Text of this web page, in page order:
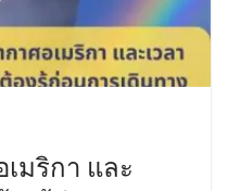
มริกา และ